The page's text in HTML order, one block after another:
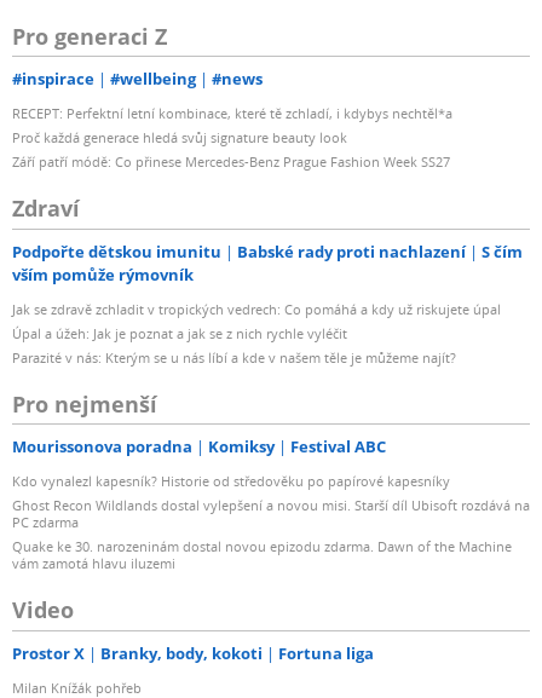
Pro generaci Z
#inspirace #wellbeing #news
RECEPT: Perfektní letní kombinace, které tě zchladí, i kdybys nechtěl*a
Proč každá generace hledá svůj signature beauty look
Září patří módě: Co přinese Mercedes-Benz Prague Fashion Week SS27
Zdraví
Podpořte dětskou imunitu Babské rady proti nachlazení
S čím
vším pomůže rýmovník
Jak se zdravě zchladit v tropických vedrech: Co pomáhá a kdy už riskujete úpal
Úpal a úžeh: Jak je poznat a jak se z nich rychle vyléčit
Parazité v nás: Kterým se u nás líbí a kde v našem těle je můžeme najít?
Pro nejmenší
Mourissonova poradna Komiksy Festival ABC
Kdo vynalezl kapesník? Historie od středověku po papírové kapesníky
Ghost Recon Wildlands dostal vylepšení a novou misi. Starší díl Ubisoft rozdává na
PC zdarma
Quake ke 30. narozeninám dostal novou epizodu zdarma. Dawn of the Machine
vám zamotá hlavu iluzemi
Video
Prostor X Branky, body, kokoti Fortuna liga
Milan Knížák pohřeb